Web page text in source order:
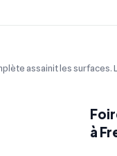
assainit les
à